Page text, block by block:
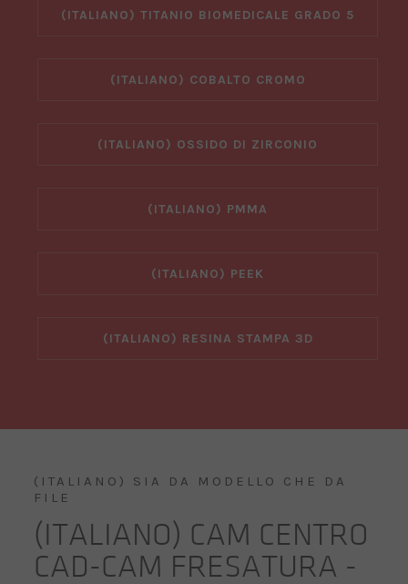
(ITALIANO) TITANIO BIOMEDICALE GRADO 5
(ITALIANO) COBALTO CROMO
(ITALIANO) OSSIDO DI ZIRCONIO
(ITALIANO) PMMA
(ITALIANO) PEEK
(ITALIANO) RESINA STAMPA 3D
(ITALIANO) SIA DA MODELLO CHE DA
FILE
(ITALIANO) CAM CENTRO
CAD-CAM FRESATURA -